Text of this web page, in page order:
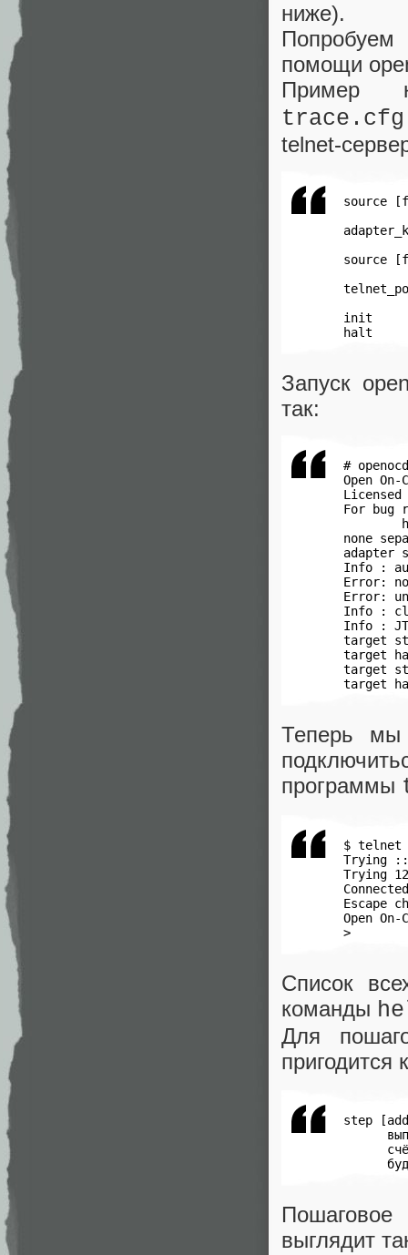
ниже).
Попробуем
помощи
Пример
trace.cfg
telnet-
source
source
init
halt
Запуск
так:
#
Open
Licensed
For bug
none
adapter
Info :
Error:
Error:
Info :
Info :
target
target
target
target
Теперь
программы
$ telnet
Trying
Trying
Escape
Open On-
>
Список
команды
Для
пригодится
step
Пошаговое
выглядит